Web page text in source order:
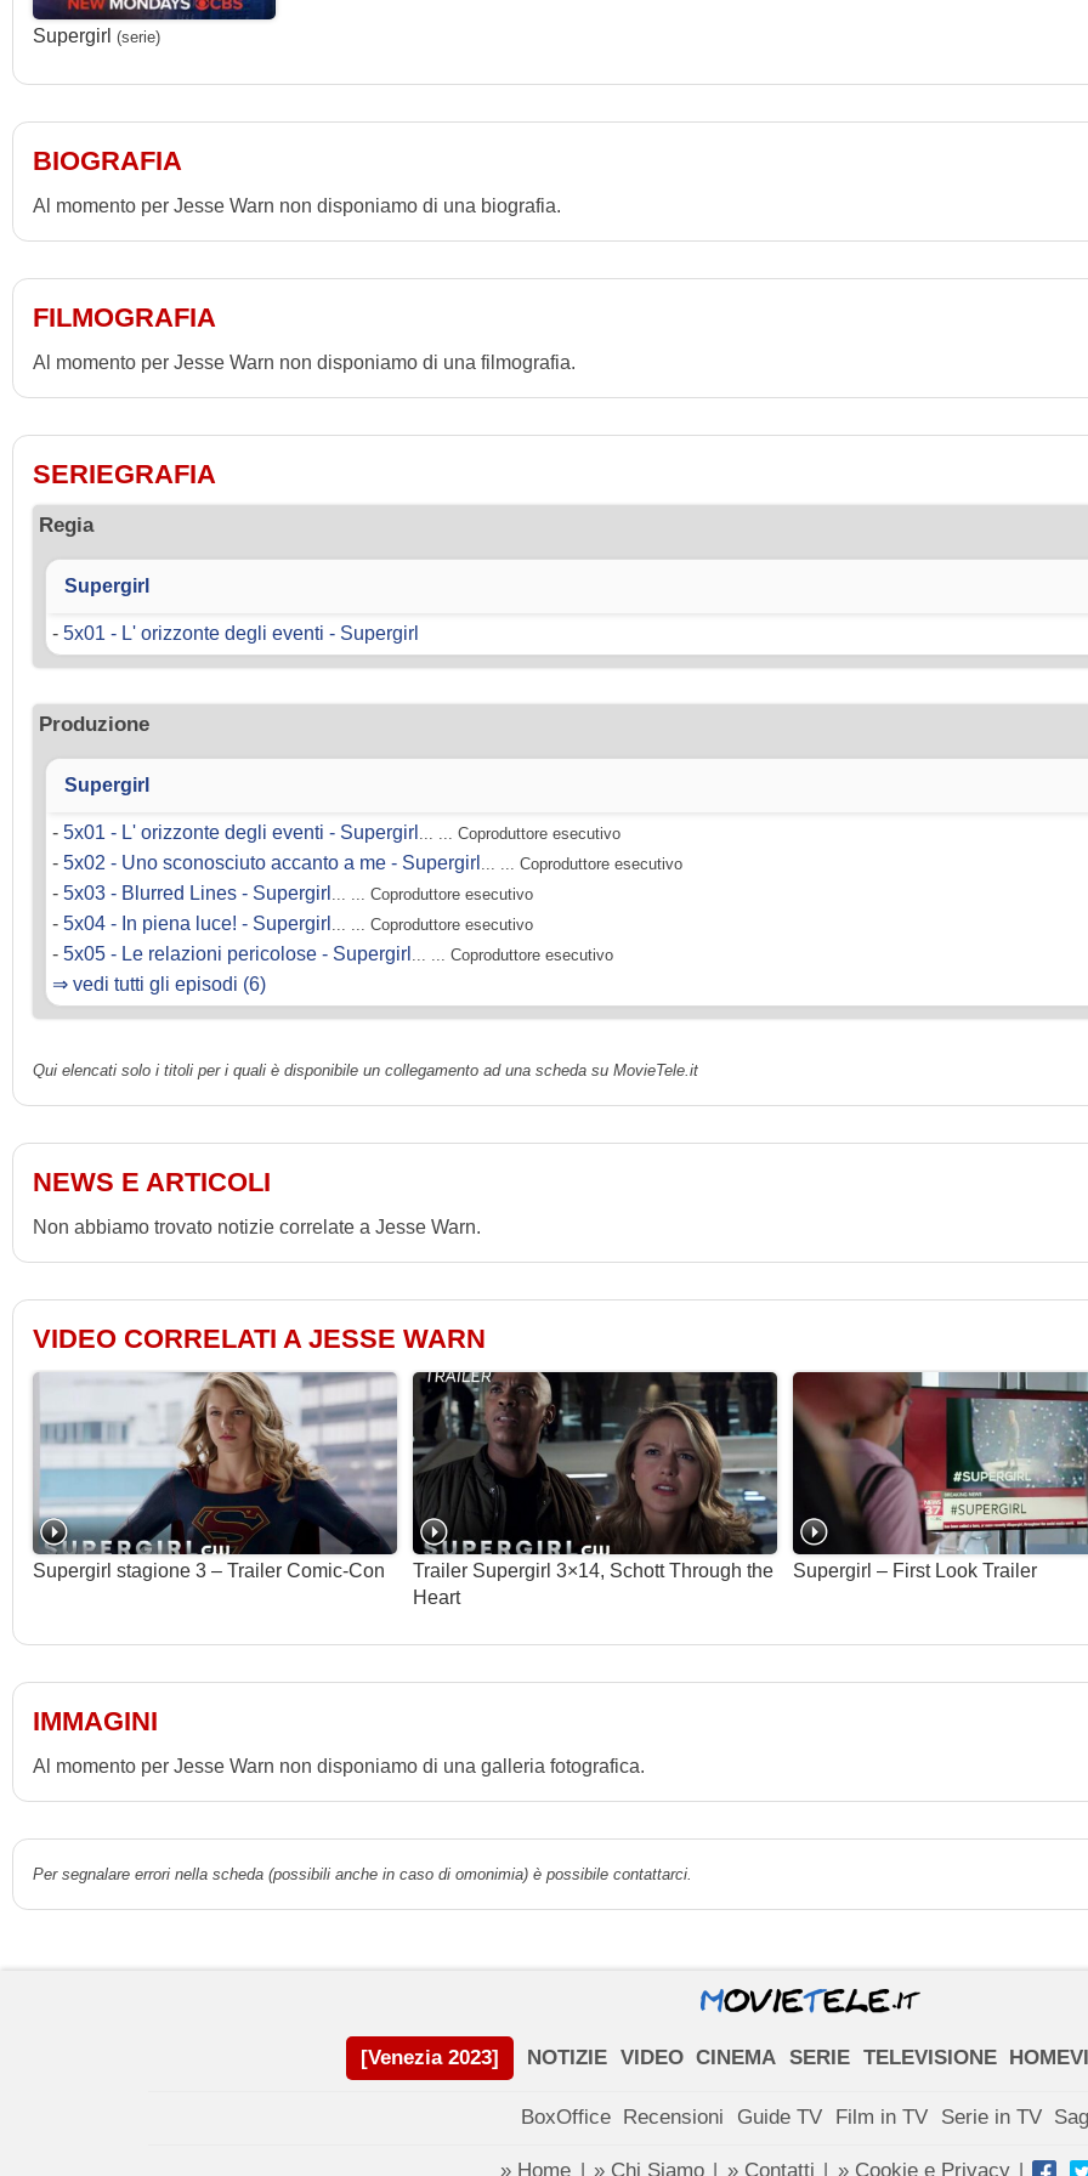
Supergirl (serie)
BIOGRAFIA
Al momento per Jesse Warn non disponiamo di una biografia.
FILMOGRAFIA
Al momento per Jesse Warn non disponiamo di una filmografia.
SERIEGRAFIA
Regia
Supergirl
- 5x01 - L' orizzonte degli eventi - Supergirl
Produzione
Supergirl
- 5x01 - L' orizzonte degli eventi - Supergirl ... ... Coproduttore esecutivo
- 5x02 - Uno sconosciuto accanto a me - Supergirl ... ... Coproduttore esecutivo
- 5x03 - Blurred Lines - Supergirl ... ... Coproduttore esecutivo
- 5x04 - In piena luce! - Supergirl ... ... Coproduttore esecutivo
- 5x05 - Le relazioni pericolose - Supergirl ... ... Coproduttore esecutivo
⇒ vedi tutti gli episodi (6)
Qui elencati solo i titoli per i quali è disponibile un collegamento ad una scheda su MovieTele.it
NEWS E ARTICOLI
Non abbiamo trovato notizie correlate a Jesse Warn.
VIDEO CORRELATI A JESSE WARN
Supergirl stagione 3 – Trailer Comic-Con
Trailer Supergirl 3×14, Schott Through the
Heart
Supergirl – First Look Trailer
IMMAGINI
Al momento per Jesse Warn non disponiamo di una galleria fotografica.
Per segnalare errori nella scheda (possibili anche in caso di omonimia) è possibile contattarci.
[Venezia 2023] NOTIZIE VIDEO CINEMA SERIE TELEVISIONE
BoxOffice Recensioni Guide TV Film in TV Serie in TV
» Home » Chi Siamo » Contatti » Cookie e Privacy